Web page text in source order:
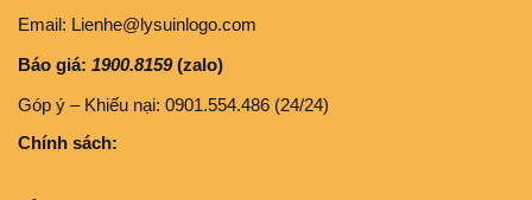
Email: Lienhe@lysuinlogo.com
Báo giá: 1900.8159(zalo)
Góp ý – Khiếu nại: 0901.554.486 (24/24)
Chính sách: